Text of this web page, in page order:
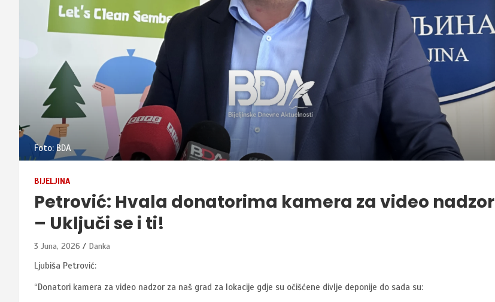
Foto: BDA
BIJELJINA
Petrović: Hvala donatorima kamera za video nadzor
– Uključi se i ti!
3 Juna, 2026 Danka
Ljubiša Petrović:
“Donatori kamera za video nadzor za naš grad za lokacije gdje su očišćene divlje deponije do sada su: